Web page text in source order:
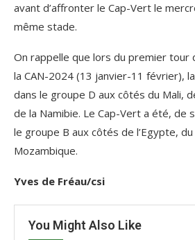
avant d’affronter le Cap-Vert le
même stade.
On rappelle que lors du premier tour
la CAN-2024 (13 janvier-11 février),
dans le groupe D aux côtés du Mali,
de la Namibie. Le Cap-Vert a été, de
le groupe B aux côtés de l’Egypte,
Mozambique.
Yves de Fréau/csi
You Might Also Like